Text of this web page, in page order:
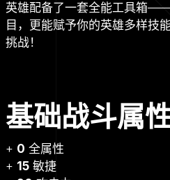
英雄配备了一套全能工具箱
目，更能赋予你的英雄多样技
挑战！
基础战斗属
+ 0 全属性
+ 15 敏捷